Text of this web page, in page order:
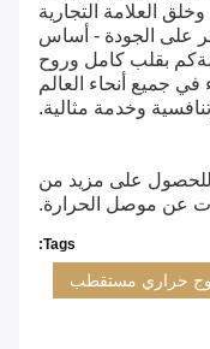
وخلق العلامة التجارية
على الجودة - أساس
بقلب كامل وروح
في جميع أنحاء العالم
وخدمة مثالية.
للحصول على مزيد من
عن موصل الحرارة.
Tags:
حراري مستقطب